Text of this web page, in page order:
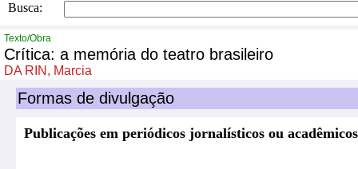
Busca:
Texto/Obra
Crítica: a memória do teatro brasileiro
DA RIN, Marcia
Formas de divulgação
Publicações em periódicos jornalísticos ou acadêmicos